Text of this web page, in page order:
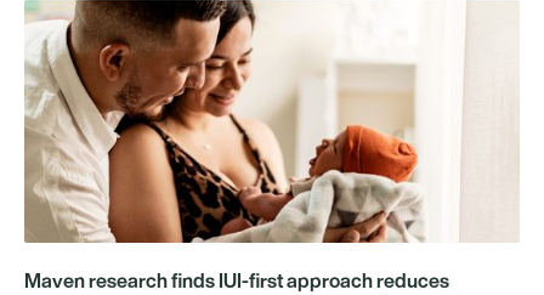
Maven research finds IUI-first approach reduces